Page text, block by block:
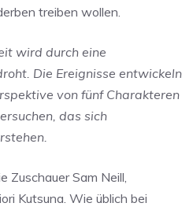
treiben wollen.
wird durch eine
Die Ereignisse entwickeln
von fünf Charakteren
das sich
Zuschauer Sam Neill,
Kutsuna. Wie üblich bei